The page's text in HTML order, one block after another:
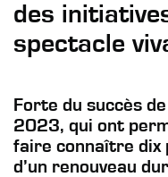
des
spectacle
Forte du succès
2023, qui ont
faire connaître dix
d’un renouveau